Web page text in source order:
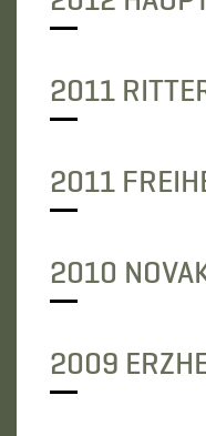
2011
2011
2010
2009